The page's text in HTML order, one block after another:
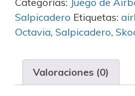
Salpicadero Etiquetas:
Octavia, Salpicadero,
Valoraciones (0)